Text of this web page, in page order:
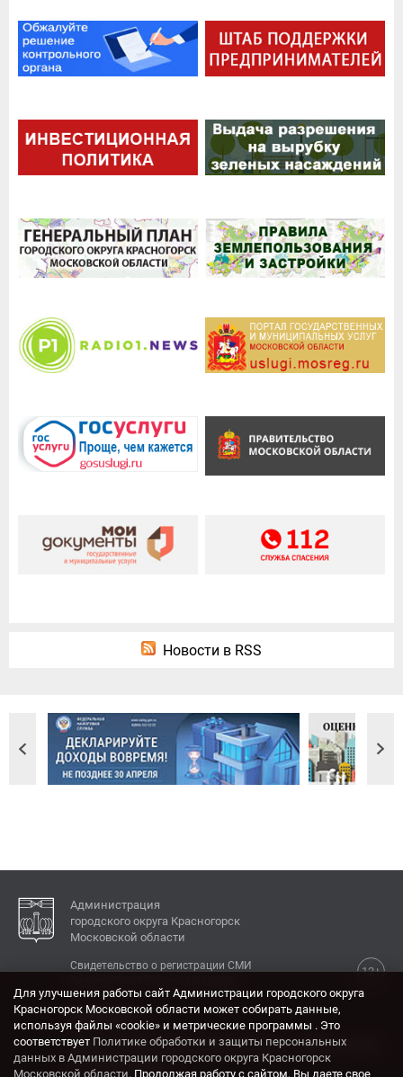
Новости в RSS
Администрация
городского округа Красногорск
Московской области
12+
Свидетельство о регистрации СМИ
КОНТАКТЫ
Адрес: 143404, Московская область, г. Красногорск,
ул. Ленина, дом 4.
Для улучшения работы сайт Администрации городского округа
Красногорск Московской области может собирать данные,
используя файлы «cookie» и метрические программы . Это
соответствует Политике обработки и защиты персональных
данных в Администрации городского округа Красногорск
Московской области. Продолжая работу с сайтом, Вы даете свое